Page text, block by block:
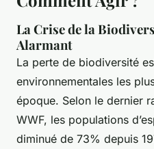
La Crise de la
Alarmant
La perte de biodiversité
environnementales les
époque. Selon le dernier
WWF, les populations
diminué de 73% depuis